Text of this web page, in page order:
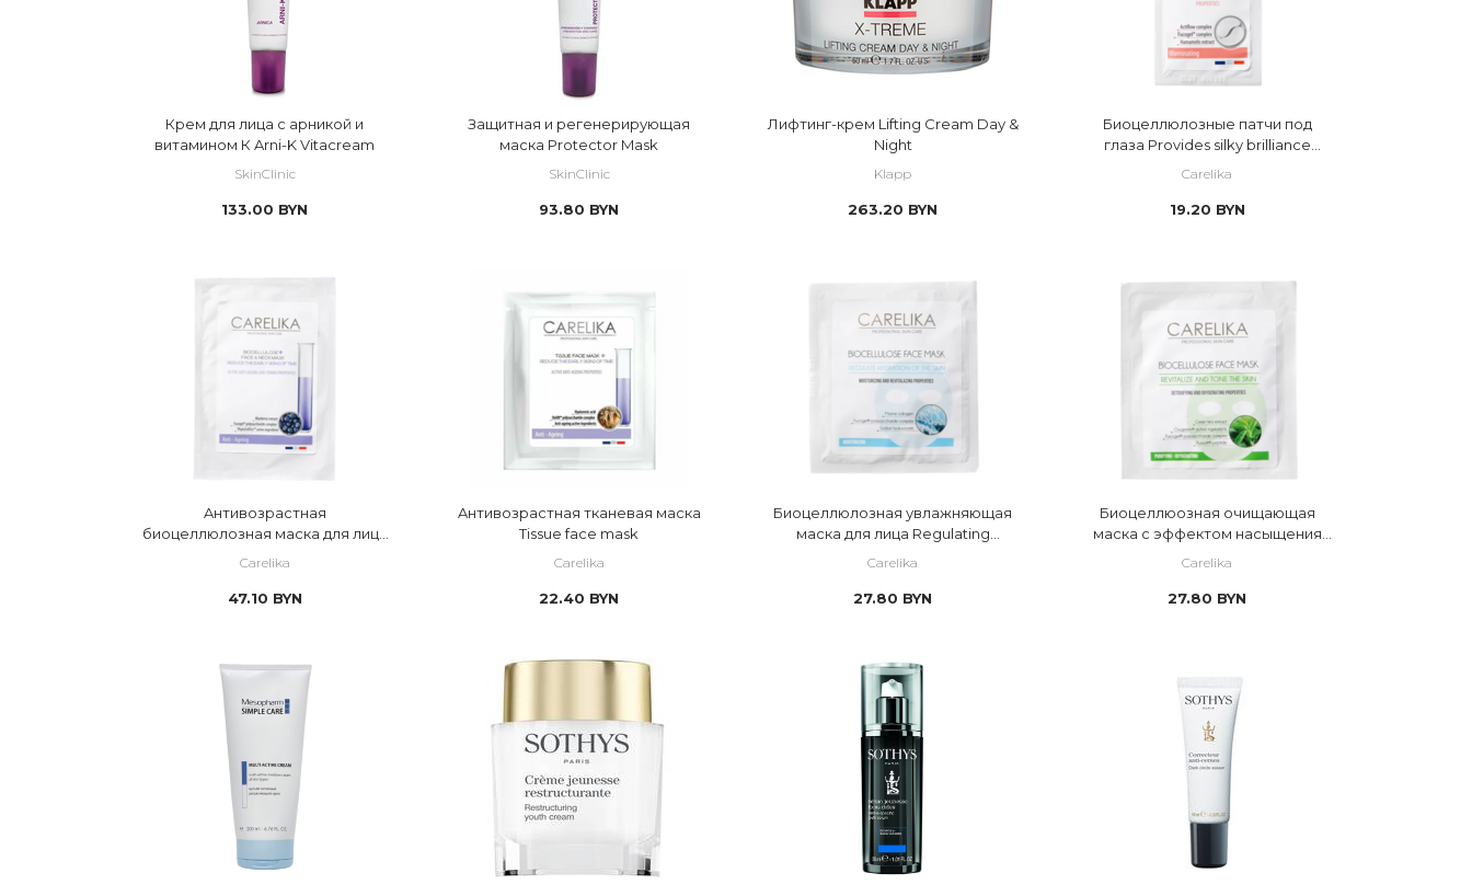
Крем для лица с арникой и
витамином К Arni-K Vitacreаm
SkinClinic
133.00 BYN
Защитная и регенерирующая
маска Protector Mask
SkinClinic
93.80 BYN
Лифтинг-крем Lifting Cream Day &
Night
Klapp
263.20 BYN
Биоцеллюлозные патчи под
глаза Provides silky brilliance
Carelika
19.20 BYN
Aнтивозрастная
биоцеллюлозная маска для лица
Carelika
47.10 BYN
Aнтивозрастная тканевая маска
Tissue face mask
Carelika
22.40 BYN
Биоцеллюлозная увлажняющая
маска для лица Regulating
Carelika
27.80 BYN
Биоцеллюозная очищающая
маска с эффектом насыщения
Carelika
27.80 BYN